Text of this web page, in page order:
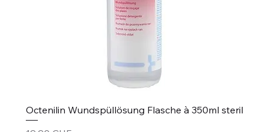
Octenilin Wundspüllösung Flasche à 350ml steril